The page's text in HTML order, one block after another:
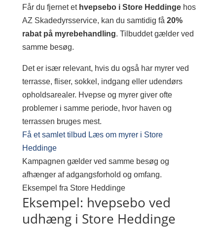
Får du fjernet et hvepsebo i Store Heddingehos
AZ Skadedyrsservice, kan du samtidig få 20%
rabat på myrebehandling. Tilbuddet gælder ved
samme besøg.
Det er især relevant, hvis du også har myrer ved
terrasse, fliser, sokkel, indgang eller udendørs
opholdsarealer. Hvepse og myrer giver ofte
problemer i samme periode, hvor haven og
terrassen bruges mest.
Få et samlet tilbud Læs om myrer i Store
Heddinge
Kampagnen gælder ved samme besøg og
afhænger af adgangsforhold og omfang.
Eksempel fra Store Heddinge
Eksempel: hvepsebo ved
udhæng i Store Heddinge